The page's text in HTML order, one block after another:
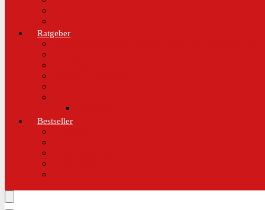
Ratgeber
Bestseller